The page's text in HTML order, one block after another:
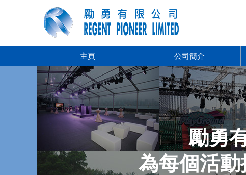
主頁 公司簡介
勵勇
為每個活動